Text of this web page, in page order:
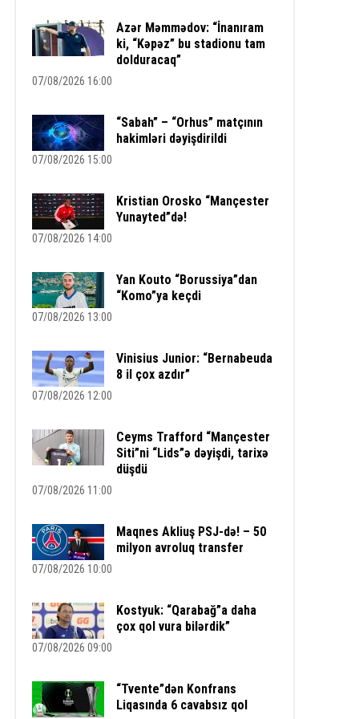
Azər Məmmədov: “İnanıram
ki, “Kəpəz” bu stadionu tam
dolduracaq”
07/08/2026 16:00
“Sabah” – “Orhus” matçının
hakimləri dəyişdirildi
07/08/2026 15:00
Kristian Orosko “Mançester
Yunayted”də!
07/08/2026 14:00
Yan Kouto “Borussiya”dan
“Komo”ya keçdi
07/08/2026 13:00
Vinisius Junior: “Bernabeuda
8 il çox azdır”
07/08/2026 12:00
Ceyms Trafford “Mançester
Siti”ni “Lids”ə dəyişdi, tarixə
düşdü
07/08/2026 11:00
Maqnes Akliuş PSJ-də! – 50
milyon avroluq transfer
07/08/2026 10:00
Kostyuk: “Qarabağ”a daha
çox qol vura bilərdik”
07/08/2026 09:00
“Tvente”dən Konfrans
Liqasında 6 cavabsız qol